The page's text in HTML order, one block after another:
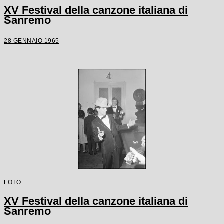
XV Festival della canzone italiana di
Sanremo
28 GENNAIO 1965
FOTO
XV Festival della canzone italiana di
Sanremo